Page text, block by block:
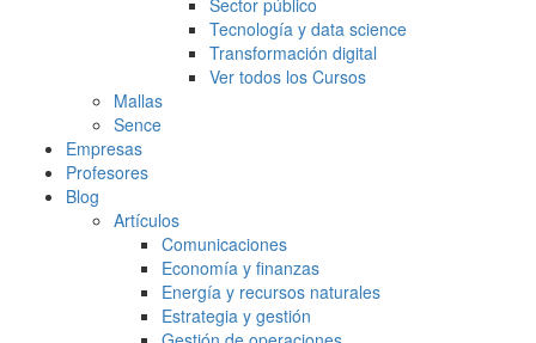
Sector público
Tecnología y data science
Transformación digital
Ver todos los Cursos
Mallas
Sence
Empresas
Profesores
Blog
Artículos
Comunicaciones
Economía y finanzas
Energía y recursos naturales
Estrategia y gestión